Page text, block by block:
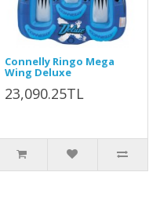
Connelly Ringo Mega
Wing Deluxe
23,090.25TL